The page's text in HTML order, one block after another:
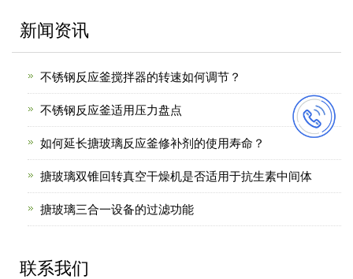
新闻资讯
不锈钢反应釜搅拌器的转速如何调节？
不锈钢反应釜适用压力盘点
如何延长搪玻璃反应釜修补剂的使用寿命？
搪玻璃双锥回转真空干燥机是否适用于抗生素中间体
搪玻璃三合一设备的过滤功能
联系我们